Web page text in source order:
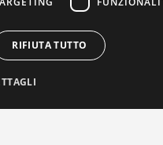
RIFIUTA TUTTO